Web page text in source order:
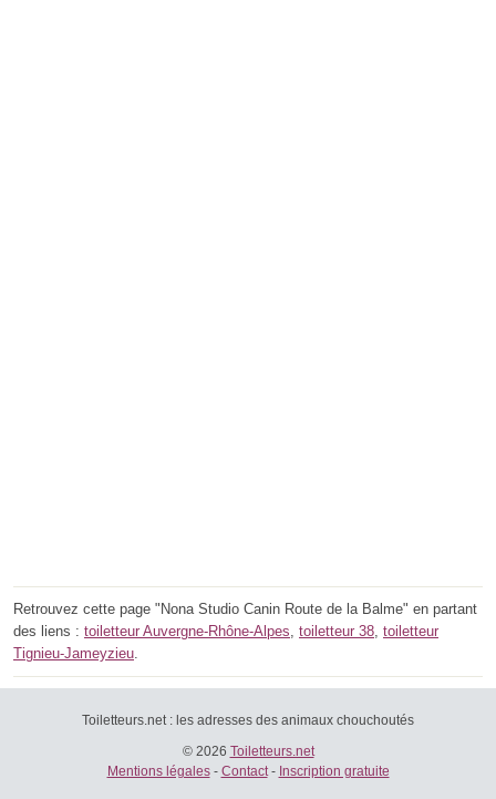
Retrouvez cette page "Nona Studio Canin Route de la Balme" en partant
des liens : toiletteur Auvergne-Rhône-Alpes, toiletteur 38, toiletteur
Tignieu-Jameyzieu.
Toiletteurs.net : les adresses des animaux chouchoutés
© 2026 Toiletteurs.net
Mentions légales- Contact- Inscription gratuite